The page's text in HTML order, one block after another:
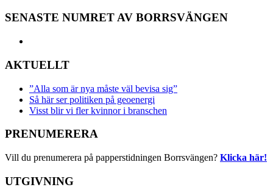
SENASTE NUMRET AV BORRSVÄNGEN
AKTUELLT
”Alla som är nya måste väl bevisa sig”
Så här ser politiken på geoenergi
Visst blir vi fler kvinnor i branschen
PRENUMERERA
Vill du prenumerera på papperstidningen Borrsvängen? Klicka här!
UTGIVNING